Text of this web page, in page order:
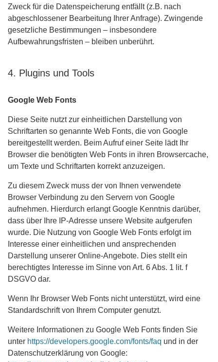
Zweck für die Datenspeicherung entfällt (z.B. nach
abgeschlossener Bearbeitung Ihrer Anfrage). Zwingende
gesetzliche Bestimmungen – insbesondere
Aufbewahrungsfristen – bleiben unberührt.
4. Plugins und Tools
Google Web Fonts
Diese Seite nutzt zur einheitlichen Darstellung von
Schriftarten so genannte Web Fonts, die von Google
bereitgestellt werden. Beim Aufruf einer Seite lädt Ihr
Browser die benötigten Web Fonts in ihren Browsercache,
um Texte und Schriftarten korrekt anzuzeigen.
Zu diesem Zweck muss der von Ihnen verwendete
Browser Verbindung zu den Servern von Google
aufnehmen. Hierdurch erlangt Google Kenntnis darüber,
dass über Ihre IP-Adresse unsere Website aufgerufen
wurde. Die Nutzung von Google Web Fonts erfolgt im
Interesse einer einheitlichen und ansprechenden
Darstellung unserer Online-Angebote. Dies stellt ein
berechtigtes Interesse im Sinne von Art. 6 Abs. 1 lit. f
DSGVO dar.
Wenn Ihr Browser Web Fonts nicht unterstützt, wird eine
Standardschrift von Ihrem Computer genutzt.
Weitere Informationen zu Google Web Fonts finden Sie
unter https://developers.google.com/fonts/faq und in der
Datenschutzerklärung von Google: